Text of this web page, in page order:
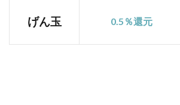
ンツも
バラン
げん玉 0.5％還元